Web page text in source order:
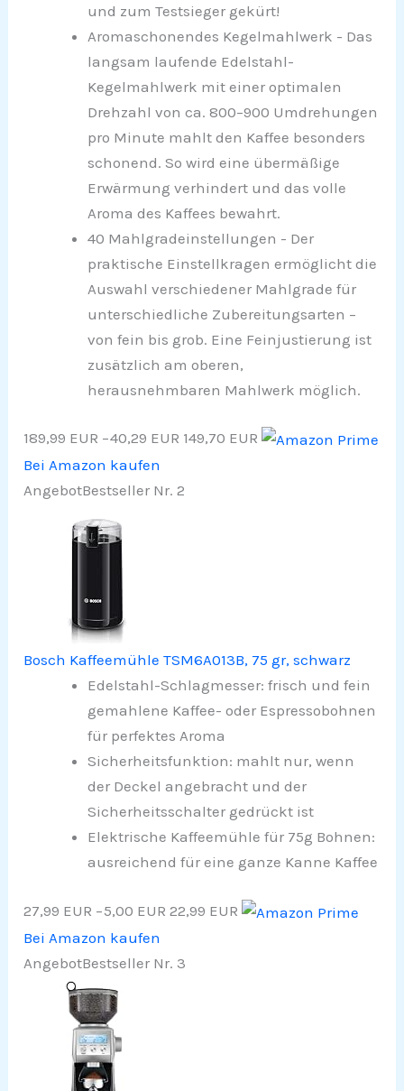
und zum Testsieger gekürt!
Aromaschonendes Kegelmahlwerk - Das
langsam laufende Edelstahl-
Kegelmahlwerk mit einer optimalen
Drehzahl von ca. 800–900 Umdrehungen
pro Minute mahlt den Kaffee besonders
schonend. So wird eine übermäßige
Erwärmung verhindert und das volle
Aroma des Kaffees bewahrt.
40 Mahlgradeinstellungen - Der
praktische Einstellkragen ermöglicht die
Auswahl verschiedener Mahlgrade für
unterschiedliche Zubereitungsarten –
von fein bis grob. Eine Feinjustierung ist
zusätzlich am oberen,
herausnehmbaren Mahlwerk möglich.
189,99 EUR −40,29 EUR 149,70 EUR
Bei Amazon kaufen
AngebotBestseller Nr. 2
Bosch Kaffeemühle TSM6A013B, 75 gr, schwarz
Edelstahl-Schlagmesser: frisch und fein
gemahlene Kaffee- oder Espressobohnen
für perfektes Aroma
Sicherheitsfunktion: mahlt nur, wenn
der Deckel angebracht und der
Sicherheitsschalter gedrückt ist
Elektrische Kaffeemühle für 75g Bohnen:
ausreichend für eine ganze Kanne Kaffee
27,99 EUR −5,00 EUR 22,99 EUR
Bei Amazon kaufen
AngebotBestseller Nr. 3